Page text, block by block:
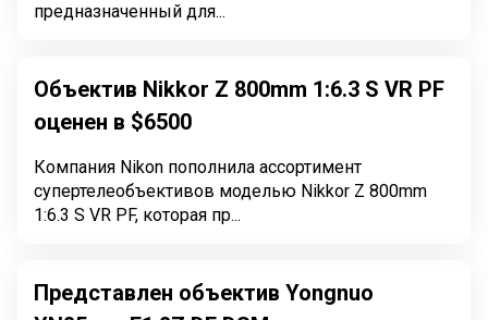
предназначенный для...
Объектив Nikkor Z 800mm 1:6.3 S VR PF
оценен в $6500
Компания Nikon пополнила ассортимент
супертелеобъективов моделью Nikkor Z 800mm
1:6.3 S VR PF, которая пр...
Представлен объектив Yongnuo